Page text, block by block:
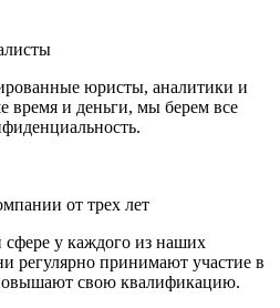
юристы, аналитики и
и деньги, мы берем все
от трех лет
у каждого из наших
регулярно принимают участие в
свою квалификацию.